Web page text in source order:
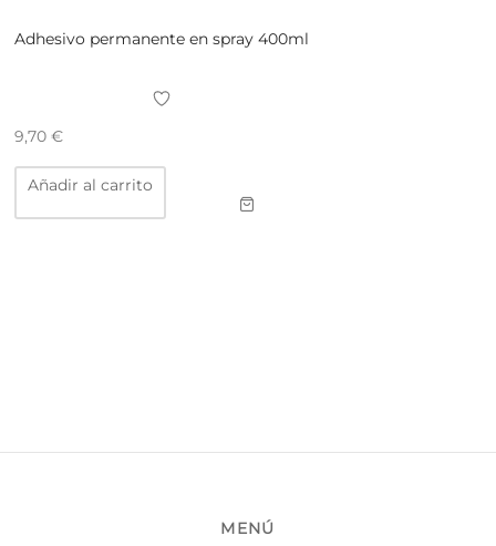
Adhesivo permanente en spray 400ml
9,70 €
Añadir al carrito
MENÚ